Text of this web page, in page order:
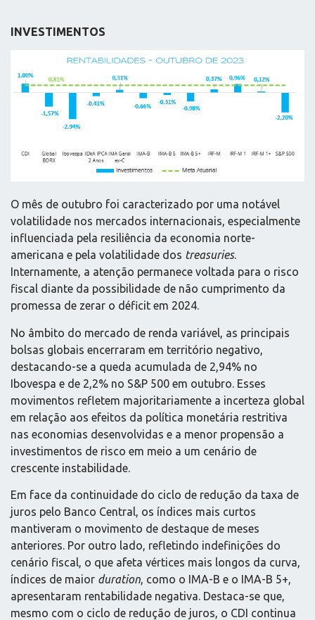
INVESTIMENTOS
O mês de outubro foi caracterizado por uma notável
volatilidade nos mercados internacionais, especialmente
influenciada pela resiliência da economia norte-
americana e pela volatilidade dos treasuries.
Internamente, a atenção permanece voltada para o risco
fiscal diante da possibilidade de não cumprimento da
promessa de zerar o déficit em 2024.
No âmbito do mercado de renda variável, as principais
bolsas globais encerraram em território negativo,
destacando-se a queda acumulada de 2,94% no
Ibovespa e de 2,2% no S&P 500 em outubro. Esses
movimentos refletem majoritariamente a incerteza global
em relação aos efeitos da política monetária restritiva
nas economias desenvolvidas e a menor propensão a
investimentos de risco em meio a um cenário de
crescente instabilidade.
Em face da continuidade do ciclo de redução da taxa de
juros pelo Banco Central, os índices mais curtos
mantiveram o movimento de destaque de meses
anteriores. Por outro lado, refletindo indefinições do
cenário fiscal, o que afeta vértices mais longos da curva,
índices de maior duration, como o IMA-B e o IMA-B 5+,
apresentaram rentabilidade negativa. Destaca-se que,
mesmo com o ciclo de redução de juros, o CDI continua